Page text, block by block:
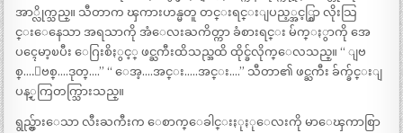
အာ္လိုက္သည္။ သီတာက ၾကားဟန္မတူ တင္းရင္းျပည့္အင့္စြာ လိုးသြ
င္းေနေသာ အရသာကို အံေလးႀကိတ္ကာ ခံစားရင္း မ်က္ႏွာကို အေ
ပၚေမာ့ၿပီး ေဂြးစိႏွင့္ ဖင္ႀကီးထိသည္အထိ ထိုင္ခ်လိုက္ေလသည္။ “ ျဗ
စ္….ျဗစ္….ဒုတ္….” “ ေအ့….အင္း…..အင္း….” သီတာ၏ ဖင္ႀကီး ခ်က္ခ်င္းျ
ပန္ႂကြတက္သြားသည္။
ရွည္လွ်ားေသာ လီးႀကီးက ေစာက္ေခါင္းႏုႏုေလးကို မာေၾကာစြာ